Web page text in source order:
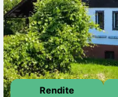
Rendite